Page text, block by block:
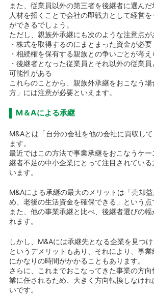
また、従業員以外の第三者を後継者に選ん
人材を招くことで会社の即戦力として経営
ができるでしょう。
ただし、親族外承継にも次のような注意点が
・株式を取得するのにまとまった資金が必要
・相続権を保有する親族との争いごとが考え
・後継者となった従業員とそれ以外の従業
可能性がある
これらのことから、親族外承継をおこなう
方」には注意が必要といえます。
M＆Aによる承継
M&Aとは「自分の会社を他の会社に買収し
ます。
最近ではこの方法で事業承継をおこなうケ
継者不足の中小企業にとって注目されてい
います。
M&Aによる承継の最大のメリットは「売却
め、老後の生活資金を確保できる」という点
また、他の事業承継と比べ、後継者選びの
れます。
しかし、M&Aには承継先となる企業を見つ
というデメリットもあり、それにより、事
にかなりの時間がかかることもあります。
さらに、これまでおこなってきた事業の方
業に任されるため、大きく方向転換しなけ
いです。